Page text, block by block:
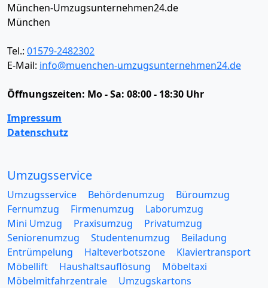
München-Umzugsunternehmen24.de
München
Tel.: 01579-2482302
E-Mail: info@muenchen-umzugsunternehmen24.de
Öffnungszeiten: Mo - Sa: 08:00 - 18:30 Uhr
Impressum
Datenschutz
Umzugsservice
Umzugsservice Behördenumzug
Büroumzug
Fernumzug
Firmenumzug
Laborumzug
Mini Umzug
Praxisumzug
Privatumzug
Seniorenumzug
Studentenumzug
Beiladung
Entrümpelung
Halteverbotszone
Klaviertransport
Möbellift
Haushaltsauflösung
Möbeltaxi
Möbelmitfahrzentrale
Umzugskartons